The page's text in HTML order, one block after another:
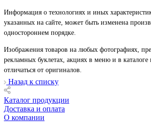
Информация о технологиях и иных
указанных на сайте, может быть изменена
одностороннем порядке.
Изображения товаров на любых фотографиях,
рекламных буклетах, акциях в меню и в каталоге
отличаться от оригиналов.
Назад к списку
Каталог продукции
Доставка и оплата
О компании